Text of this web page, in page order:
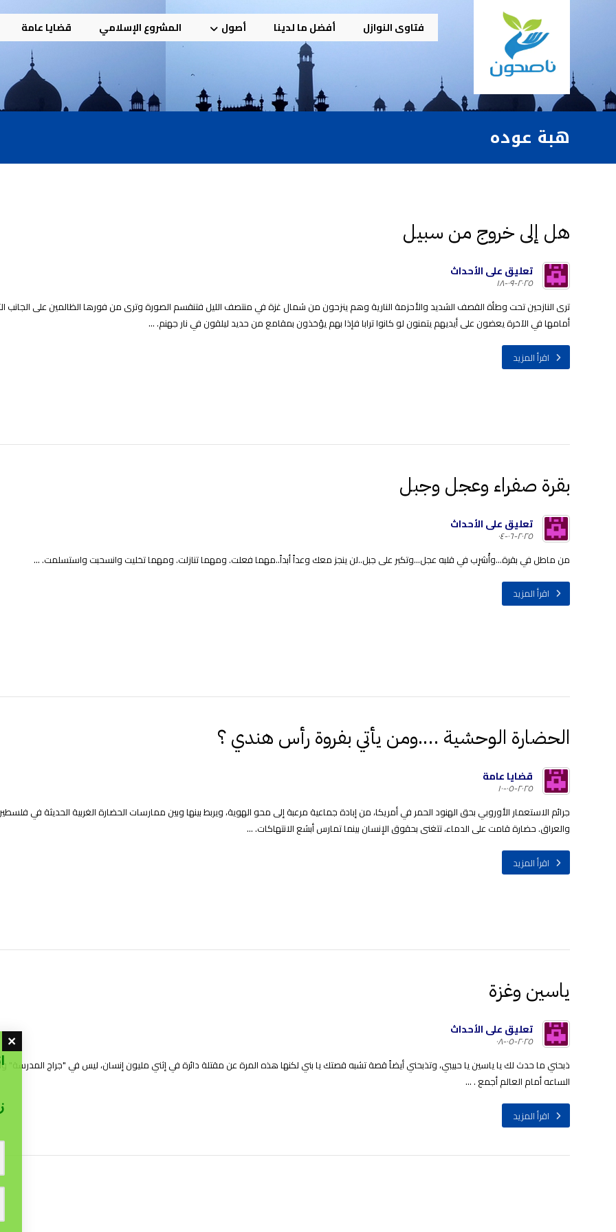
فتاوى النوازل أفضل ما لدينا أصول المشروع الإسلامي قضايا عامة
هبة عوده
هل إلى خروج من سبيل
تعليق على الأحداث
٢٠٢٥-٠٩-١٨
ترى النازحين تحت وطأة القصف الشديد والأحزمة النارية وهم ينزحون من شمال غزة في منتصف الليل فتنقسم الصورة وترى من فورها الظالمين على الجانب
أمامها في الآخرة يعضون على أيديهم يتمنون لو كانوا ترابا فإذا بهم يؤخذون بمقامع من حديد ليلقون في نار جهنم. ...
اقرأ المزيد
بقرة صفراء وعجل وجبل
تعليق على الأحداث
٢٠٢٥-٠٦-٠٤
من ماطل في بقرة...وأُشرِب في قلبه عجل...وتكبر على جبل..لن ينجز معك وعداً أبداً..مهما فعلت. ومهما تنازلت. ومهما تخليت وانسحبت واستسلمت. ...
اقرأ المزيد
الحضارة الوحشية ….ومن يأتي بفروة رأس هندي ؟
قضايا عامة
٢٠٢٥-٠٥-١٠
جرائم الاستعمار الأوروبي بحق الهنود الحمر في أمريكا، من إبادة جماعية مرعبة إلى محو الهوية، ويربط بينها وبين ممارسات الحضارة الغربية الحديثة في
والعراق. حضارة قامت على الدماء، تتغنى بحقوق الإنسان بينما تمارس أبشع الانتهاكات. ...
اقرأ المزيد
ياسين وغزة
تعليق على الأحداث
٢٠٢٥-٠٥-٠٨
ذبحني ما حدث لك يا ياسين يا حبيبي، وتذبحني أيضاً قصة تشبه قصتك يا بني لكنها هذه المرة عن مقتلة دائرة في إثني مليون إنسان، ليس في "جراج
الساعه أمام العالم أجمع . ...
اقرأ المزيد